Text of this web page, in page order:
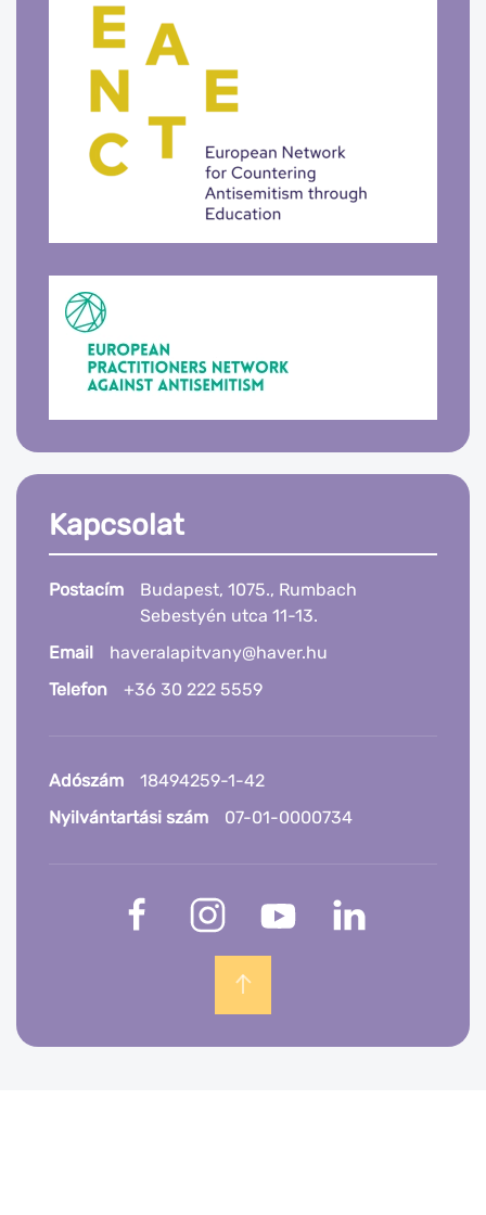
Kapcsolat
Postacím
Budapest, 1075., Rumbach
Sebestyén utca 11-13.
Email
haveralapitvany@haver.hu
Telefon
+36 30 222 5559
Adószám
18494259-1-42
Nyilvántartási szám
07-01-0000734